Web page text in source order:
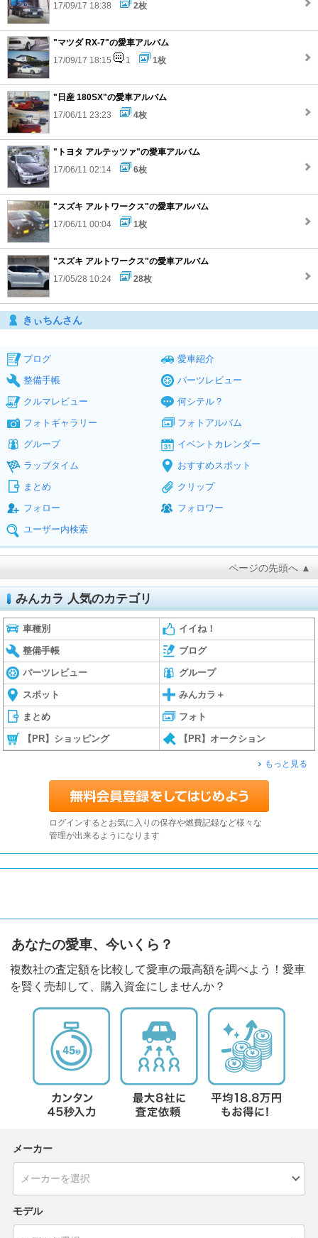
17/09/17 18:38
2枚
"マツダ RX-7"の愛車アルバム
17/09/17 18:15
1 1枚
"日産 180SX"の愛車アルバム
17/06/11 23:23
4枚
"トヨタ アルテッツァ"の愛車アルバム
17/06/11 02:14
6枚
"スズキ アルトワークス"の愛車アルバム
17/06/11 00:04
1枚
"スズキ アルトワークス"の愛車アルバム
17/05/28 10:24
28枚
きぃちんさん
ブログ
愛車紹介
整備手帳
パーツレビュー
クルマレビュー
何シテル？
フォトギャラリー
フォトアルバム
グループ
イベントカレンダー
ラップタイム
おすすめスポット
まとめ
クリップ
フォロー
フォロワー
ユーザー内検索
ページの先頭へ ▲
みんカラ 人気のカテゴリ
車種別 イイね！
整備手帳 ブログ
パーツレビュー グループ
スポット みんカラ＋
まとめ フォト
【PR】ショッピング 【PR】オークション
もっと見る
ログインするとお気に入りの保存や燃費記録など様々な
管理が出来るようになります
あなたの愛車、今いくら？
複数社の査定額を比較して愛車の最高額を調べよう！愛車
を賢く売却して、購入資金にしませんか？
メーカー
モデル